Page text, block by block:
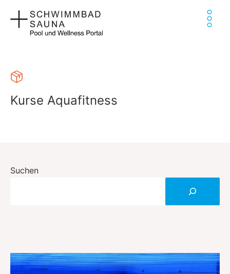
Inhalt
springen
Kurse Aquafitness
Suchen